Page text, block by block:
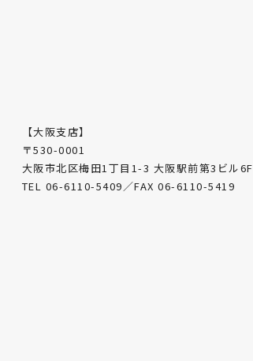
【大阪支店】
〒530-0001
大阪市北区梅田1丁目1-3 大阪駅前第3ビル6F
TEL 06-6110-5409／FAX 06-6110-5419